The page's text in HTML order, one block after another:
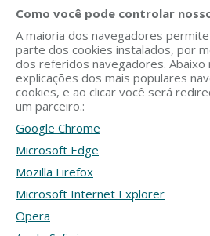
Como você pode controlar
A maioria dos navegadores
parte dos cookies instalados, por
dos referidos navegadores. Abaixo
explicações dos mais populares
cookies, e ao clicar você será
um parceiro.:
Google Chrome
Microsoft Edge
Mozilla Firefox
Microsoft Internet Explorer
Opera